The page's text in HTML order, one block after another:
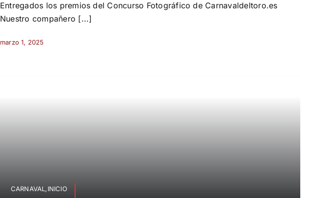
Entregados los premios del Concurso Fotográfico de Carnavaldeltoro.es
Nuestro compañero [...]
marzo 1, 2025
CARNAVAL,INICIO